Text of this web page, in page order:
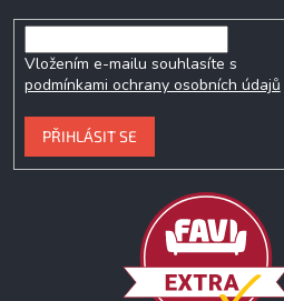
Vložením e-mailu souhlasíte s
podmínkami ochrany osobních údajů
PŘIHLÁSIT SE